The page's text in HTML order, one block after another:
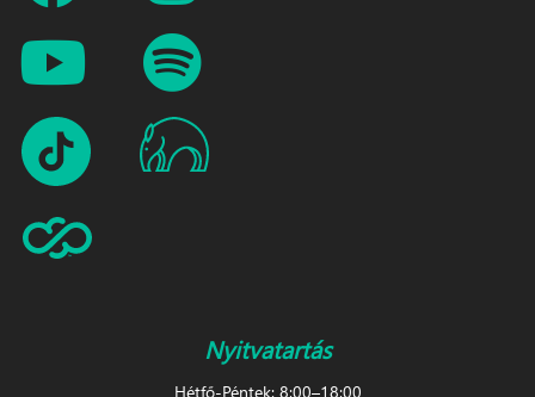
Nyitvatartás
Hétfő-Péntek: 8:00–18:00